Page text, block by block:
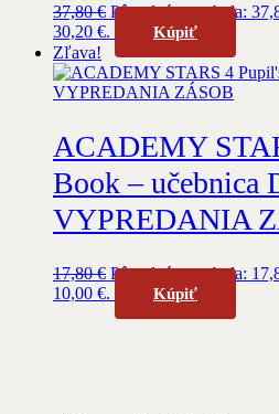
37,80€ Pôvodná cena bola:
30,20 €.
Kúpiť
Zľava!
ACADEMY
Book – učebnica
VYPREDANIA
17,80€ Pôvodná cena bola:
10,00 €.
Kúpiť